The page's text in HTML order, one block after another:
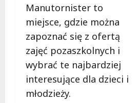
Manutornister to
miejsce, gdzie można
zapoznać się z ofertą
zajęć pozaszkolnych i
wybrać te najbardziej
interesujące dla dzieci i
młodzieży.